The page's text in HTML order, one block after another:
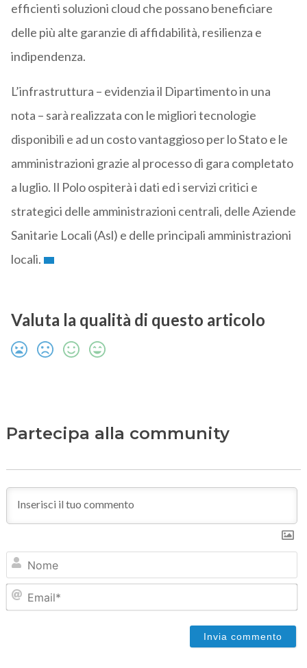
efficienti soluzioni cloud che possano beneficiare
delle più alte garanzie di affidabilità, resilienza e
indipendenza.
L’infrastruttura – evidenzia il Dipartimento in una
nota – sarà realizzata con le migliori tecnologie
disponibili e ad un costo vantaggioso per lo Stato e le
amministrazioni grazie al processo di gara completato
a luglio. Il Polo ospiterà i dati ed i servizi critici e
strategici delle amministrazioni centrali, delle Aziende
Sanitarie Locali (Asl) e delle principali amministrazioni
locali.
Valuta la qualità di questo articolo
Partecipa alla community